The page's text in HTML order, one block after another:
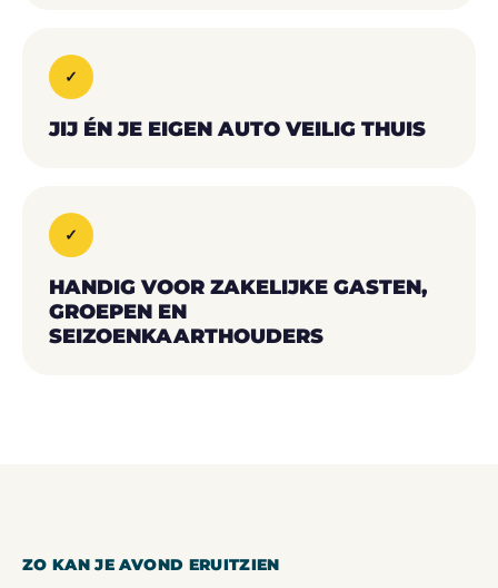
✓
JIJ ÉN JE EIGEN AUTO VEILIG THUIS
✓
HANDIG VOOR ZAKELIJKE GASTEN,
GROEPEN EN
SEIZOENKAARTHOUDERS
ZO KAN JE AVOND ERUITZIEN